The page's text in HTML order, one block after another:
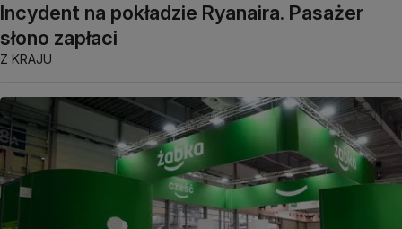
Incydent na pokładzie Ryanaira. Pasażer
słono zapłaci
Z KRAJU